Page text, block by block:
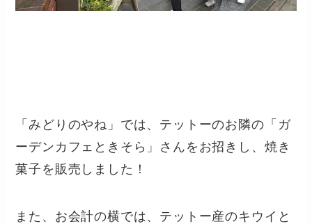
「みどりのやね」では、テットーのお隣の「ガ
ーデンカフェときそら」さんをお招きし、焼き
菓子を販売しました！
また、お会計の横では、テットー産のキウイと